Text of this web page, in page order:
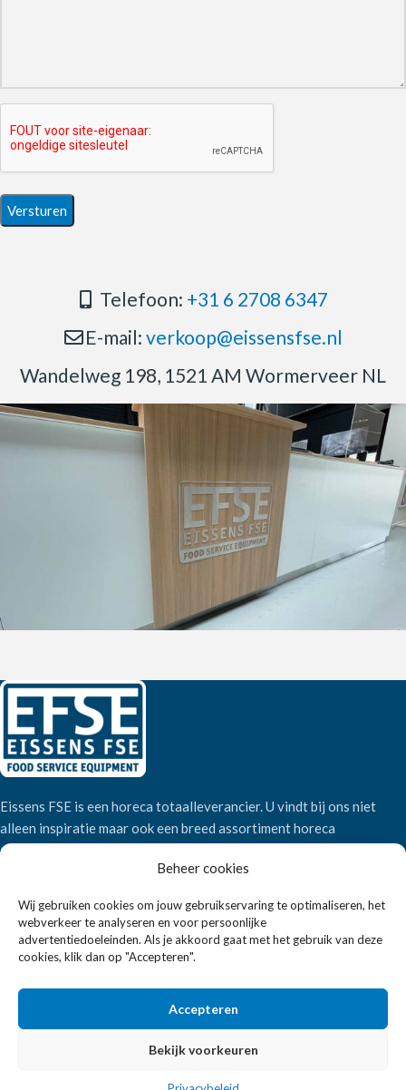
Beheer cookies
Wij gebruiken cookies om jouw gebruikservaring te optimaliseren, het
webverkeer te analyseren en voor persoonlijke
advertentiedoeleinden. Als je akkoord gaat met het gebruik van deze
cookies, klik dan op "Accepteren".
Accepteren
Bekijk voorkeuren
Telefoon: +31 6 2708 6347
E-mail: verkoop@eissensfse.nl
Wandelweg 198, 1521 AM Wormerveer NL
Eissens FSE is een horeca totaalleverancier. U vindt bij ons niet
alleen inspiratie maar ook een breed assortiment horeca
apparatuur.
Wandelweg 198, 1521 AM Wormerveer
Telefoon: +31 6 2708 6347
E-mail: verkoop@eissensfse.nl
KLANTENSERVICE
Onze aanpak